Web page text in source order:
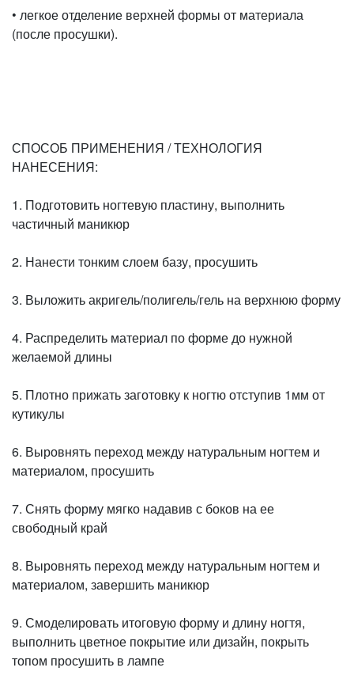
• легкое отделение верхней формы от материала
(после просушки).
СПОСОБ ПРИМЕНЕНИЯ / ТЕХНОЛОГИЯ
НАНЕСЕНИЯ:
1. Подготовить ногтевую пластину, выполнить
частичный маникюр
2. Нанести тонким слоем базу, просушить
3. Выложить акригель/полигель/гель на верхнюю форму
4. Распределить материал по форме до нужной
желаемой длины
5. Плотно прижать заготовку к ногтю отступив 1мм от
кутикулы
6. Выровнять переход между натуральным ногтем и
материалом, просушить
7. Снять форму мягко надавив с боков на ее
свободный край
8. Выровнять переход между натуральным ногтем и
материалом, завершить маникюр
9. Смоделировать итоговую форму и длину ногтя,
выполнить цветное покрытие или дизайн, покрыть
топом просушить в лампе